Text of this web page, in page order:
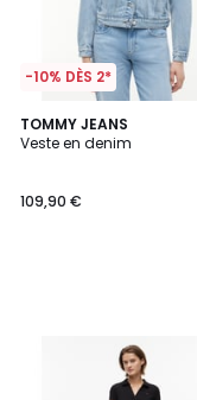
-10% DÈS 2*
TOMMY JEANS
Veste en denim
109,90 €